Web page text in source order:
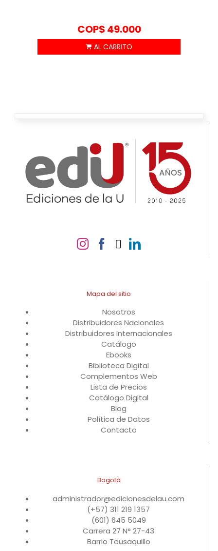
COP$ 49.000
Mapa del sitio
Nosotros
Distribuidores Nacionales
Distribuidores Internacionales
Catálogo
Ebooks
Biblioteca Digital
Complementos Web
Lista de Precios
Catálogo Digital
Blog
Política de Datos
Contacto
Bogotá
administrador@edicionesdelau.com
(+57) 311 219 1357
(601) 645 5049
Carrera 27 N° 27-43
Barrio Teusaquillo